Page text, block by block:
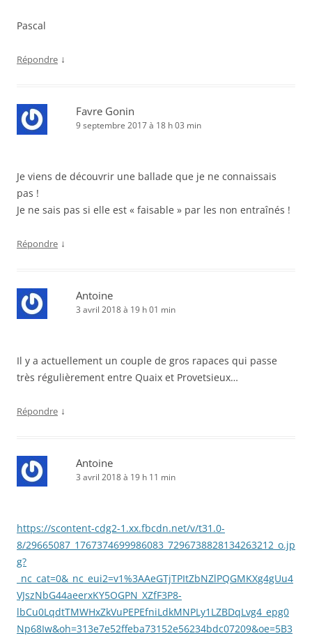
Pascal
Répondre ↓
Favre Gonin
9 septembre 2017 à 18 h 03 min
Je viens de découvrir une ballade que je ne connaissais
pas !
Je ne sais pas si elle est « faisable » par les non entraînés !
Répondre ↓
Antoine
3 avril 2018 à 19 h 01 min
Il y a actuellement un couple de gros rapaces qui passe
très régulièrement entre Quaix et Provetsieux…
Répondre ↓
Antoine
3 avril 2018 à 19 h 11 min
https://scontent-cdg2-1.xx.fbcdn.net/v/t31.0-
8/29665087_1767374699986083_7296738828134263212_o.jp
g?
_nc_cat=0&_nc_eui2=v1%3AAeGTjTPItZbNZlPQGMKXg4gUu4
VJszNbG44aeerxKY5OGPN_XZfF3P8-
lbCu0LqdtTMWHxZkVuPEPEfniLdkMNPLy1LZBDqLvg4_epg0
Np68Iw&oh=313e7e52ffeba73152e56234bdc07209&oe=5B3